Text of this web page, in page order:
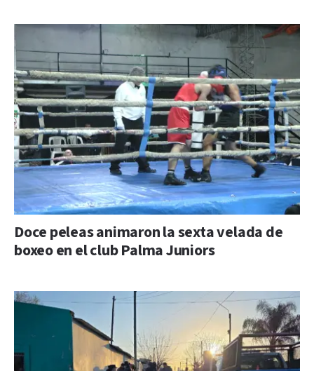
Doce peleas animaron la sexta velada de
boxeo en el club Palma Juniors